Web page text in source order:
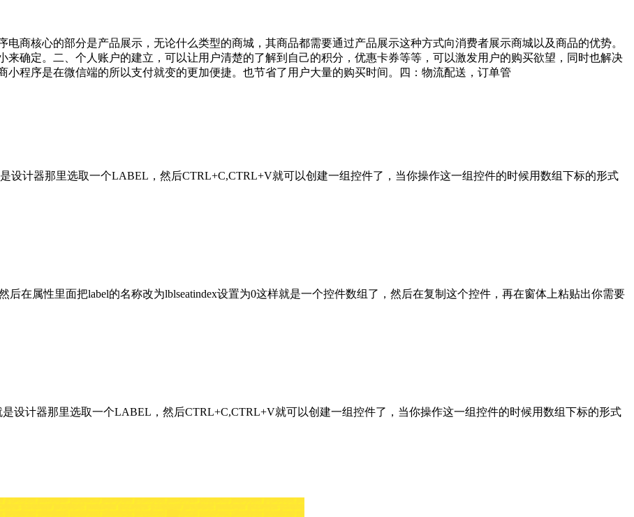
商核心的部分是产品展示，无论什么类型的商城，其商品都需要通过产品展示这种方式向消费者展示商城以及商品的优势。
来确定。二、个人账户的建立，可以让用户清楚的了解到自己的积分，优惠卡券等等，可以激发用户的购买欲望，同时也解决
程序是在微信端的所以支付就变的更加便捷。也节省了用户大量的购买时间。四：物流配送，订单管
设计器那里选取一个LABEL，然后CTRL+C,CTRL+V就可以创建一组控件了，当你操作这一组控件的时候用数组下标的形式
后在属性里面把label的名称改为lblseatindex设置为0这样就是一个控件数组了，然后在复制这个控件，再在窗体上粘贴出你需要
设计器那里选取一个LABEL，然后CTRL+C,CTRL+V就可以创建一组控件了，当你操作这一组控件的时候用数组下标的形式